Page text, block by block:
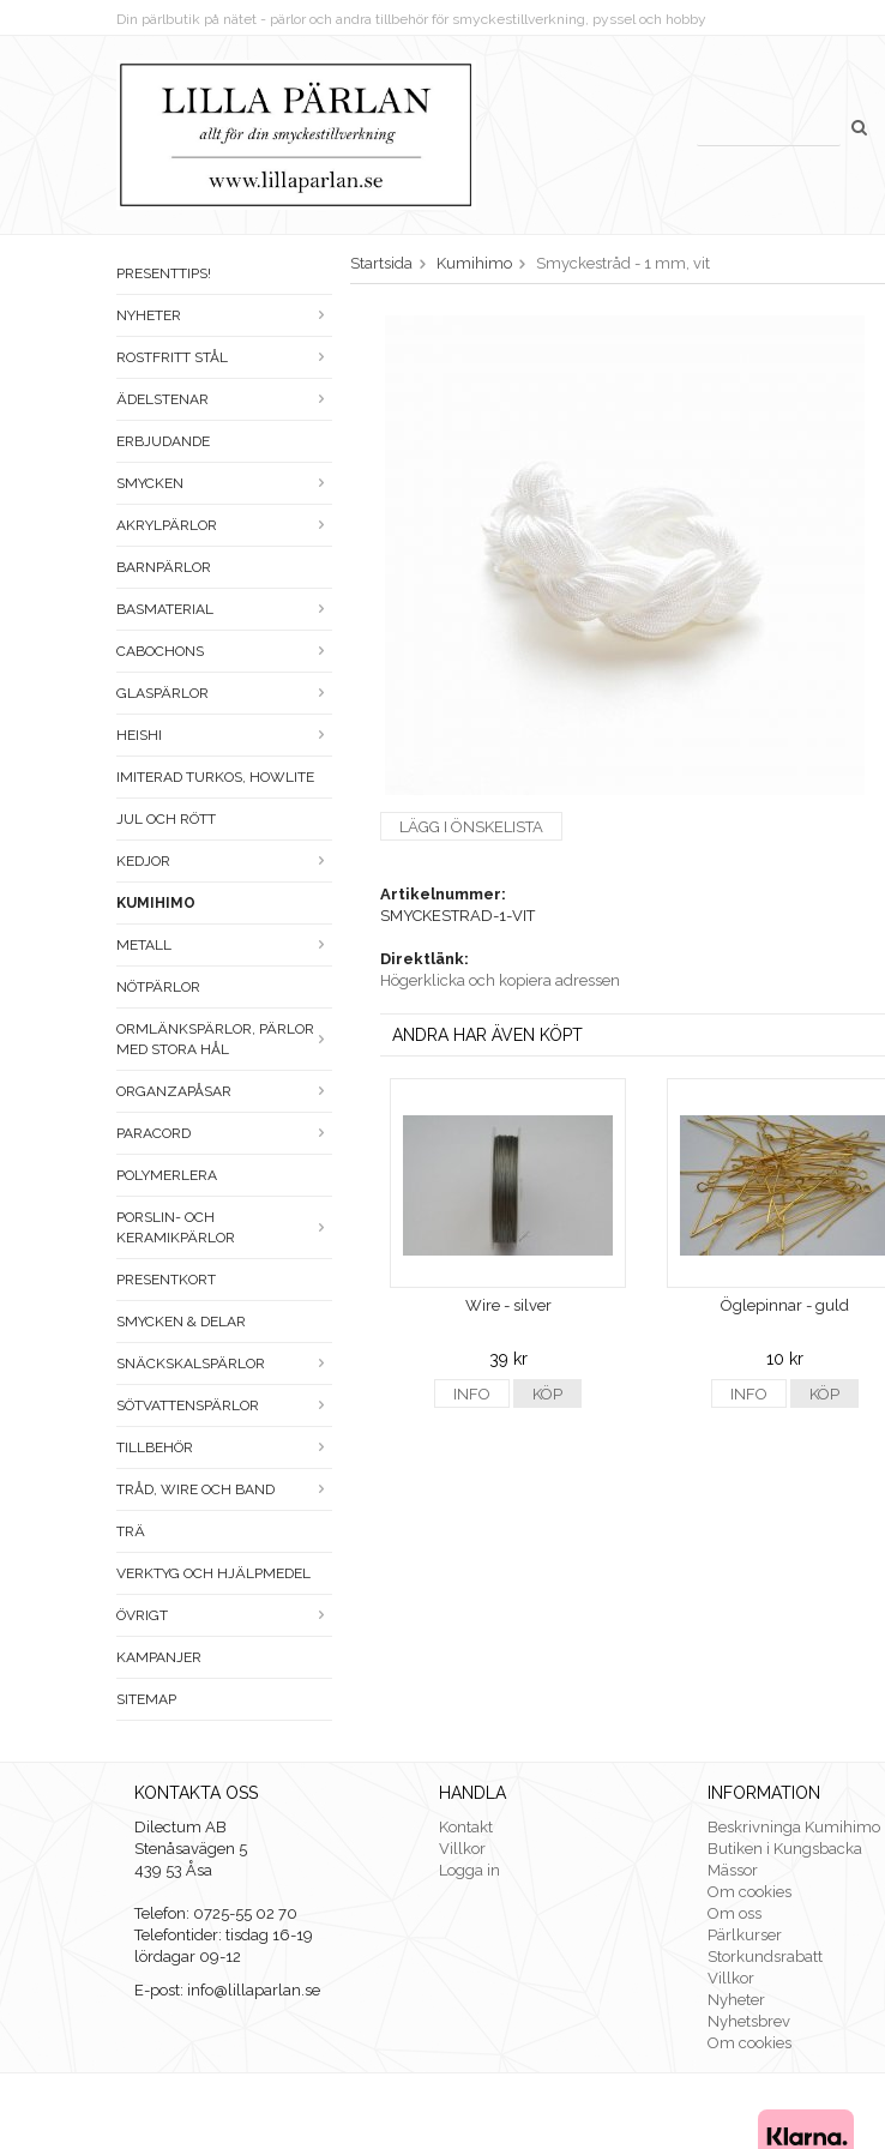
Din pärlbutik på nätet - pärlor och andra tillbehör för smyckestillverkning, pyssel och hobby
PRESENTTIPS!
NYHETER
ROSTFRITT STÅL
ÄDELSTENAR
ERBJUDANDE
SMYCKEN
AKRYLPÄRLOR
BARNPÄRLOR
BASMATERIAL
CABOCHONS
GLASPÄRLOR
HEISHI
IMITERAD TURKOS, HOWLITE
JUL OCH RÖTT
KEDJOR
KUMIHIMO
METALL
NÖTPÄRLOR
ORMLÄNKSPÄRLOR, PÄRLOR
MED STORA HÅL
ORGANZAPÅSAR
PARACORD
POLYMERLERA
PORSLIN- OCH
KERAMIKPÄRLOR
PRESENTKORT
SMYCKEN & DELAR
SNÄCKSKALSPÄRLOR
SÖTVATTENSPÄRLOR
TILLBEHÖR
TRÅD, WIRE OCH BAND
TRÄ
VERKTYG OCH HJÄLPMEDEL
ÖVRIGT
KAMPANJER
SITEMAP
Startsida Kumihimo Smyckestråd - 1 mm, vit
LÄGG I ÖNSKELISTA
Artikelnummer:
SMYCKESTRAD-1-VIT
Direktlänk:
Högerklicka och kopiera adressen
ANDRA HAR ÄVEN KÖPT
Wire - silver
39 kr
INFO KÖP
Öglepinnar - guld
10 kr
INFO KÖP
KONTAKTA OSS
Dilectum AB
Stenåsavägen 5
439 53 Åsa
Telefon: 0725-55 02 70
Telefontider: tisdag 16-19
lördagar 09-12
E-post: info@lillaparlan.se
HANDLA
Kontakt
Villkor
Logga in
INFORMATION
Beskrivninga Kumihimo
Butiken i Kungsbacka
Mässor
Om cookies
Om oss
Pärlkurser
Storkundsrabatt
Villkor
Nyheter
Nyhetsbrev
Om cookies